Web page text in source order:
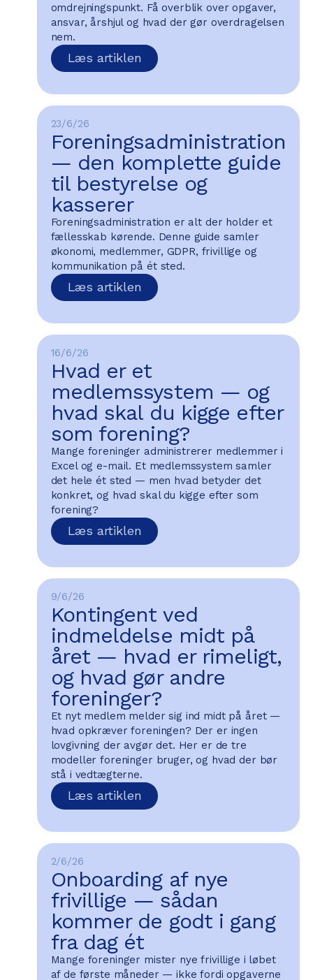
omdrejningspunkt. Få overblik over opgaver,
ansvar, årshjul og hvad der gør overdragelsen
nem.
Læs artiklen
23/6/26
Foreningsadministration
— den komplette guide
til bestyrelse og
kasserer
Foreningsadministration er alt der holder et
fællesskab kørende. Denne guide samler
økonomi, medlemmer, GDPR, frivillige og
kommunikation på ét sted.
Læs artiklen
16/6/26
Hvad er et
medlemssystem — og
hvad skal du kigge efter
som forening?
Mange foreninger administrerer medlemmer i
Excel og e-mail. Et medlemssystem samler
det hele ét sted — men hvad betyder det
konkret, og hvad skal du kigge efter som
forening?
Læs artiklen
9/6/26
Kontingent ved
indmeldelse midt på
året — hvad er rimeligt,
og hvad gør andre
foreninger?
Et nyt medlem melder sig ind midt på året —
hvad opkræver foreningen? Der er ingen
lovgivning der avgør det. Her er de tre
modeller foreninger bruger, og hvad der bør
stå i vedtægterne.
Læs artiklen
2/6/26
Onboarding af nye
frivillige — sådan
kommer de godt i gang
fra dag ét
Mange foreninger mister nye frivillige i løbet
af de første måneder — ikke fordi opgaverne